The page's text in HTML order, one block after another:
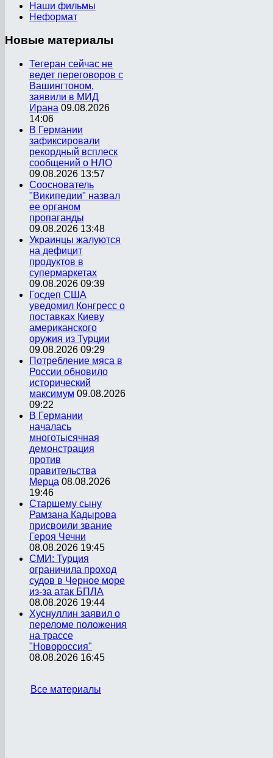
Наши фильмы
Неформат
Новые материалы
Тегеран сейчас не
ведет переговоров с
Вашингтоном,
заявили в МИД
Ирана 09.08.2026
14:06
В Германии
зафиксировали
рекордный всплеск
сообщений о НЛО
09.08.2026 13:57
Сооснователь
"Википедии" назвал
ее органом
пропаганды
09.08.2026 13:48
Украинцы жалуются
на дефицит
продуктов в
супермаркетах
09.08.2026 09:39
Госдеп США
уведомил Конгресс о
поставках Киеву
американского
оружия из Турции
09.08.2026 09:29
Потребление мяса в
России обновило
исторический
максимум 09.08.2026
09:22
В Германии
началась
многотысячная
демонстрация
против
правительства
Мерца 08.08.2026
19:46
Старшему сыну
Рамзана Кадырова
присвоили звание
Героя Чечни
08.08.2026 19:45
СМИ: Турция
ограничила проход
судов в Черное море
из-за атак БПЛА
08.08.2026 19:44
Хуснуллин заявил о
переломе положения
на трассе
"Новороссия"
08.08.2026 16:45
Все материалы